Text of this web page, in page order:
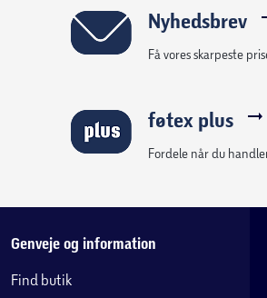
Nyhedsbrev
Få vores skarpeste
føtex plus
Fordele når du
Genveje og information
Find butik